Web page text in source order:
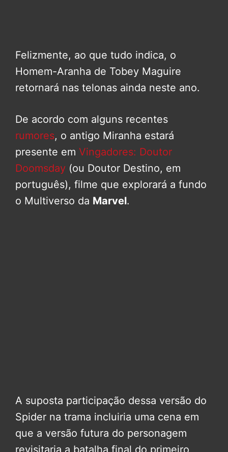
Felizmente, ao que tudo indica, o
Homem-Aranha de Tobey Maguire
retornará nas telonas ainda neste ano.
De acordo com alguns recentes
rumores, o antigo Miranha estará
presente em Vingadores: Doutor
Doomsday (ou Doutor Destino, em
português), filme que explorará a fundo
o Multiverso da Marvel.
A suposta participação dessa versão do
Spider na trama incluiria uma cena em
que a versão futura do personagem